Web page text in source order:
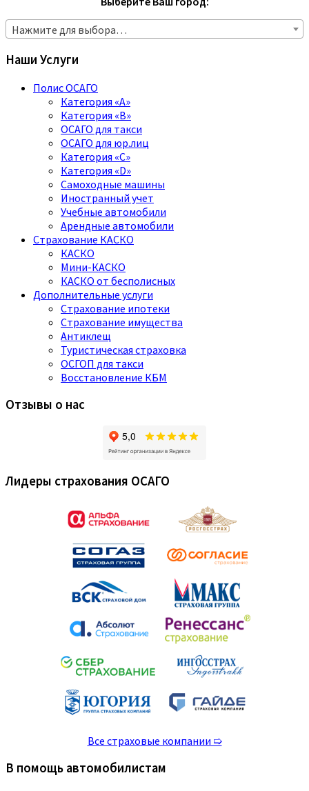
Нажмите для выбора…
Наши Услуги
Полис ОСАГО
Категория «A»
Категория «B»
ОСАГО для такси
ОСАГО для юр.лиц
Категория «C»
Категория «D»
Самоходные машины
Иностранный учет
Учебные автомобили
Арендные автомобили
Страхование КАСКО
КАСКО
Мини-КАСКО
КАСКО от бесполисных
Дополнительные услуги
Страхование ипотеки
Страхование имущества
Антиклещ
Туристическая страховка
ОСГОП для такси
Восстановление КБМ
Отзывы о нас
Лидеры страхования ОСАГО
Все страховые компании ➯
В помощь автомобилистам